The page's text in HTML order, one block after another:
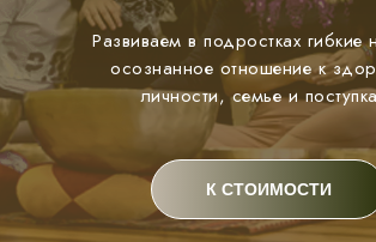
Развиваем в подростках гибкие
осознанное отношение к
личности, семье и
К СТОИМОСТИ